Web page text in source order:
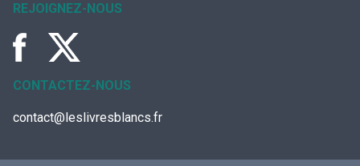
REJOIGNEZ-NOUS
CONTACTEZ-NOUS
contact@leslivresblancs.fr